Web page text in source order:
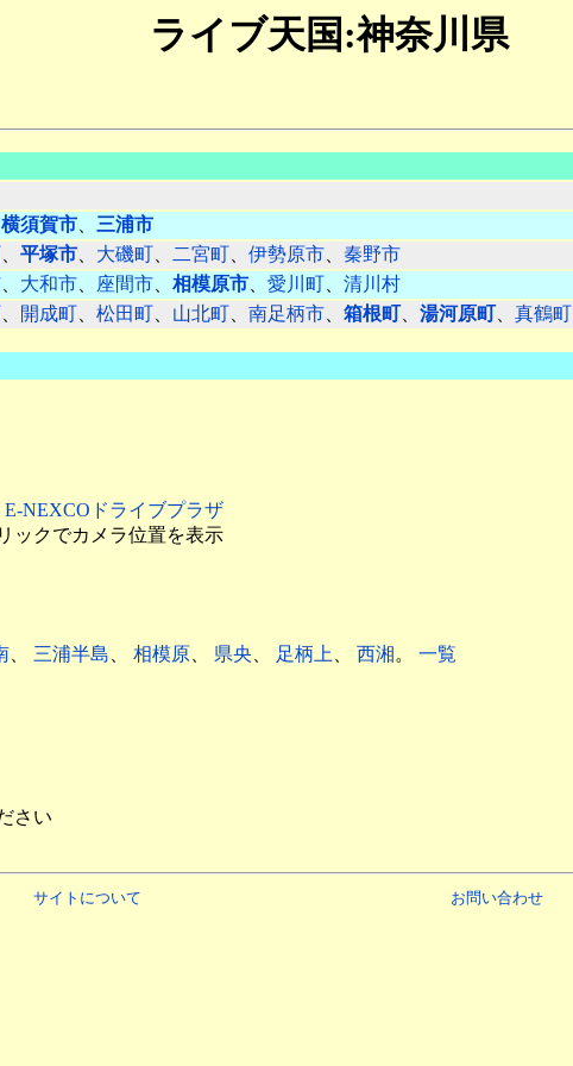
ライブ天国:神奈川県
横須賀市、 三浦市
、 平塚市、 大磯町、 二宮町、 伊勢原市、 秦野市
、 大和市、 座間市、 相模原市、 愛川町、 清川村
、 開成町、 松田町、 山北町、 南足柄市、 箱根町、 湯河原町、 真鶴町
E-NEXCOドライブプラザ
ックでカメラ位置を表示
、 三浦半島、 相模原、 県央、 足柄上、 西湘。 一覧
さい
サイトについて お問い合わせ